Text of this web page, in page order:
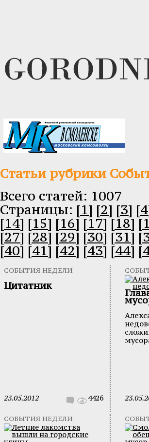
Статьи рубрики
Всего статей: 1007
Cтраницы: [1] [2] [3]
[14] [15] [16] [17] [18]
[27] [28] [29] [30] [31]
[40] [41] [42] [43] [44]
СОБЫТИЯ НЕДЕЛИ
Цитатник
23.05.2012 4426
СОБЫТИЯ НЕДЕЛИ